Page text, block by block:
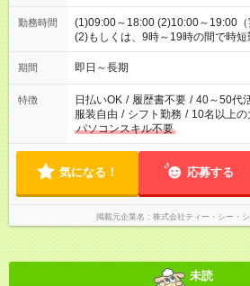
勤務時間
(1)09:00～18:00 (2)10:00～19:00
(2)もしくは、9時～19時の間で時
期間 即日～長期
特徴 日払いOK / 履歴書不要 / 40～50代
服装自由 / シフト勤務 / 10名以上
パソコンスキル不要
気になる！ 応募する
掲載元企業名 株式会社ティー・シー・
未読